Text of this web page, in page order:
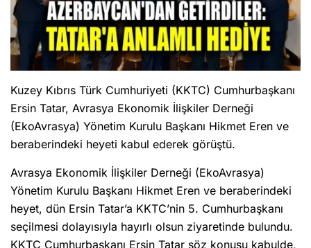
Kuzey Kıbrıs Türk Cumhuriyeti (KKTC) Cumhurbaşkanı
Ersin Tatar, Avrasya Ekonomik İlişkiler Derneği
(EkoAvrasya) Yönetim Kurulu Başkanı Hikmet Eren ve
beraberindeki heyeti kabul ederek görüştü.
Avrasya Ekonomik İlişkiler Derneği (EkoAvrasya)
Yönetim Kurulu Başkanı Hikmet Eren ve beraberindeki
heyet, dün Ersin Tatar’a KKTC’nin 5. Cumhurbaşkanı
seçilmesi dolayısıyla hayırlı olsun ziyaretinde bulundu.
KKTC Cumhurbaşkanı Ersin Tatar söz konusu kabulde,